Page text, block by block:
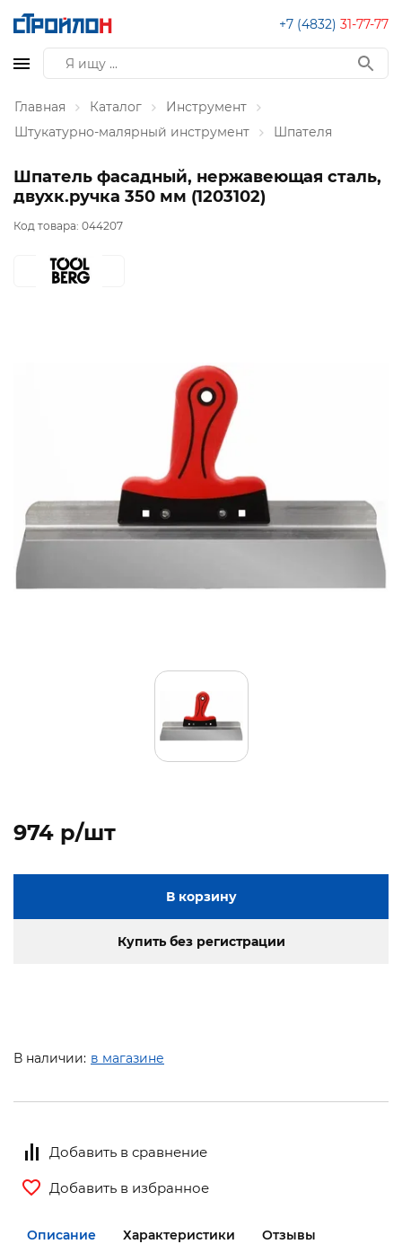
+7 (4832) 31-77-77
Главная Каталог
Инструмент
Штукатурно-малярный инструмент
Шпателя
Шпатель фасадный, нержавеющая сталь,
двухк.ручка 350 мм (1203102)
Код товара: 044207
974 p/шт
В корзину
Купить без регистрации
В наличии: в магазине
Добавить в сравнение
Добавить в избранное
Описание Характеристики Отзывы